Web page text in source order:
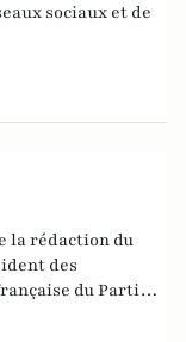
sociaux et de
la rédaction du
des
du Parti